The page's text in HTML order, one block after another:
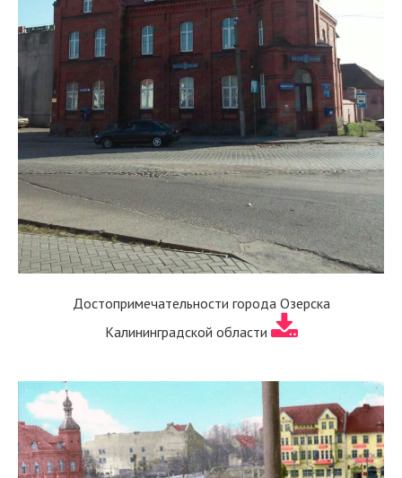
Достопримечательности города Озерска
Калининградской области